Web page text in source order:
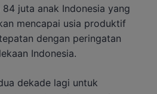
juta anak Indonesia yang
mencapai usia produktif
dengan peringatan
Indonesia.
dekade lagi untuk